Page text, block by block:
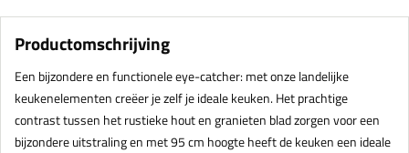
Productomschrijving
Een bijzondere en functionele eye-catcher: met onze landelijke
keukenelementen creëer je zelf je ideale keuken. Het prachtige
contrast tussen het rustieke hout en granieten blad zorgen voor een
bijzondere uitstraling en met 95 cm hoogte heeft de keuken een ideale